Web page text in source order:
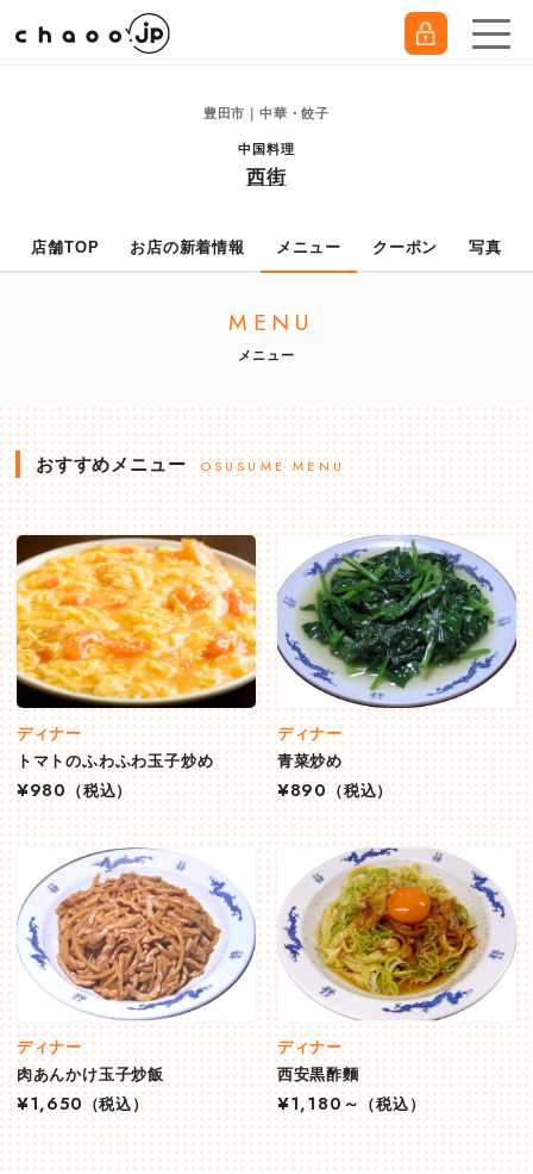
豊田市｜中華・餃子
中国料理
西街
店舗TOP お店の新着情報 メニュー クーポン 写真
MENU
メニュー
おすすめメニュー OSUSUME MENU
ディナー
トマトのふわふわ玉子炒め
¥980（税込）
ディナー
青菜炒め
¥890（税込）
ディナー
肉あんかけ玉子炒飯
¥1,650（税込）
ディナー
西安黒酢麵
¥1,180～（税込）